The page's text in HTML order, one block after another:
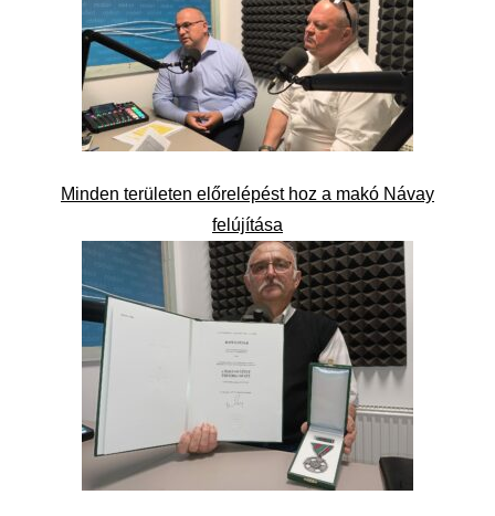
Minden területen előrelépést hoz a makó Návay
felújítása